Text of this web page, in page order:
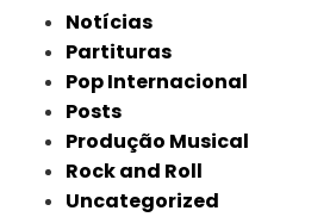
Notícias
Partituras
Pop Internacional
Posts
Produção Musical
Rock and Roll
Uncategorized